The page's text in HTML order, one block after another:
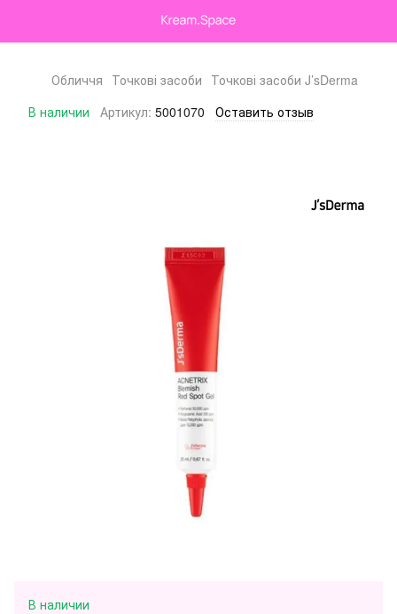
Обличчя Точкові засоби Точкові засоби J’sDerma
В наличии
Артикул: 5001070 Оставить отзыв
В наличии